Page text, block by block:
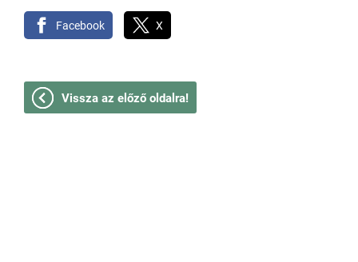
Facebook X
Vissza az előző oldalra!